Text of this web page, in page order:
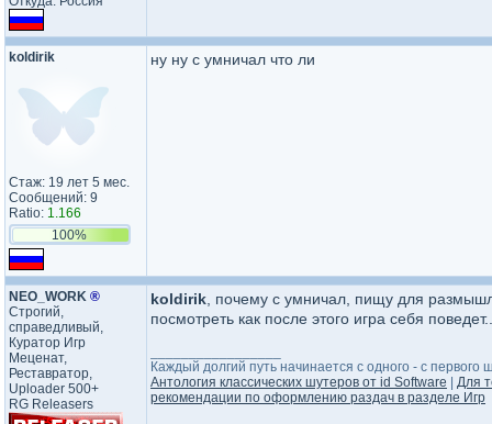
koldirik
Стаж: 19 лет 5 мес.
Сообщений: 9
Ratio: 1.166
100%
ну ну с умничал что ли
NEO_WORK ®
Строгий,
справедливый,
Куратор Игр
Меценат,
Реставратор,
Uploader 500+
RG Releasers
koldirik , почему с умничал, пищу для
посмотреть как после этого игра себя
Каждый долгий путь начинается с одного - с первого
Антология классических шутеров от id Software
Для
рекомендации по оформлению раздач в разделе Игр